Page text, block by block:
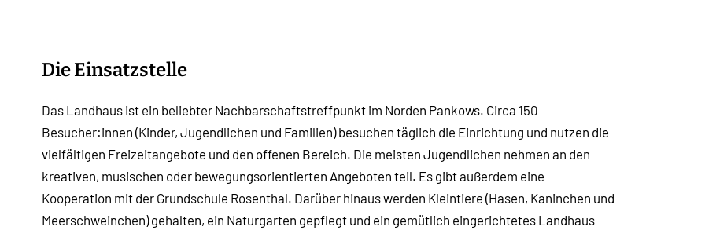
Die Einsatzstelle
Das Landhaus ist ein beliebter Nachbarschaftstreffpunkt im Norden Pankows. Circa 150
Besucher:innen (Kinder, Jugendlichen und Familien) besuchen täglich die Einrichtung und nutzen die
vielfältigen Freizeitangebote und den offenen Bereich. Die meisten Jugendlichen nehmen an den
kreativen, musischen oder bewegungsorientierten Angeboten teil. Es gibt außerdem eine
Kooperation mit der Grundschule Rosenthal. Darüber hinaus werden Kleintiere (Hasen, Kaninchen und
Meerschweinchen) gehalten, ein Naturgarten gepflegt und ein gemütlich eingerichtetes Landhaus